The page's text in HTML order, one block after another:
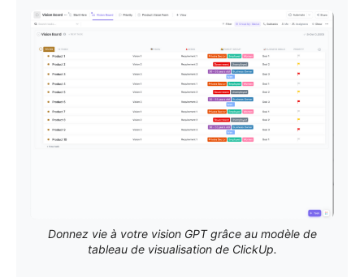
Donnez vie à votre vision GPT grâce au modèle de
tableau de visualisation de ClickUp.